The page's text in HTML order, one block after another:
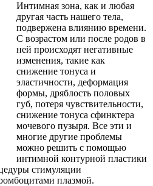
Интимная зона, как и любая
другая часть нашего тела,
подвержена влиянию времени.
С возрастом или после родов в
ней происходят негативные
изменения, такие как
снижение тонуса и
эластичности, деформация
формы, дряблость половых
губ, потеря чувствительности,
снижение тонуса сфинктера
мочевого пузыря. Все эти и
многие другие проблемы
можно решить с помощью
интимной контурной пластики
стимуляции
тромбоцитами плазмой.